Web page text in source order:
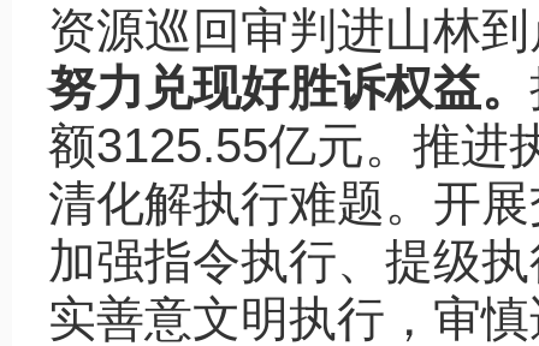
资源巡回审判进山林
努力兑现好胜诉权益。
额3125.55亿元。推进
清化解执行难题。开
加强指令执行、提级
实善意文明执行，审